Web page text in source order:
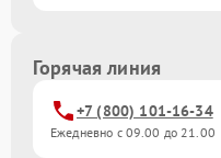
Горячая линия
+7 (800) 101-16-34
Ежедневно с 09.00 до 21.00